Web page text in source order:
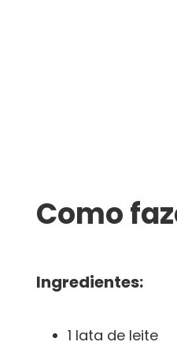
Como
Ingredientes:
1 lata de leite